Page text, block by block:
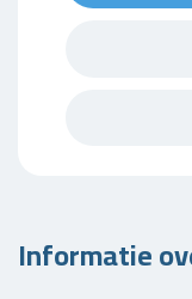
Informatie